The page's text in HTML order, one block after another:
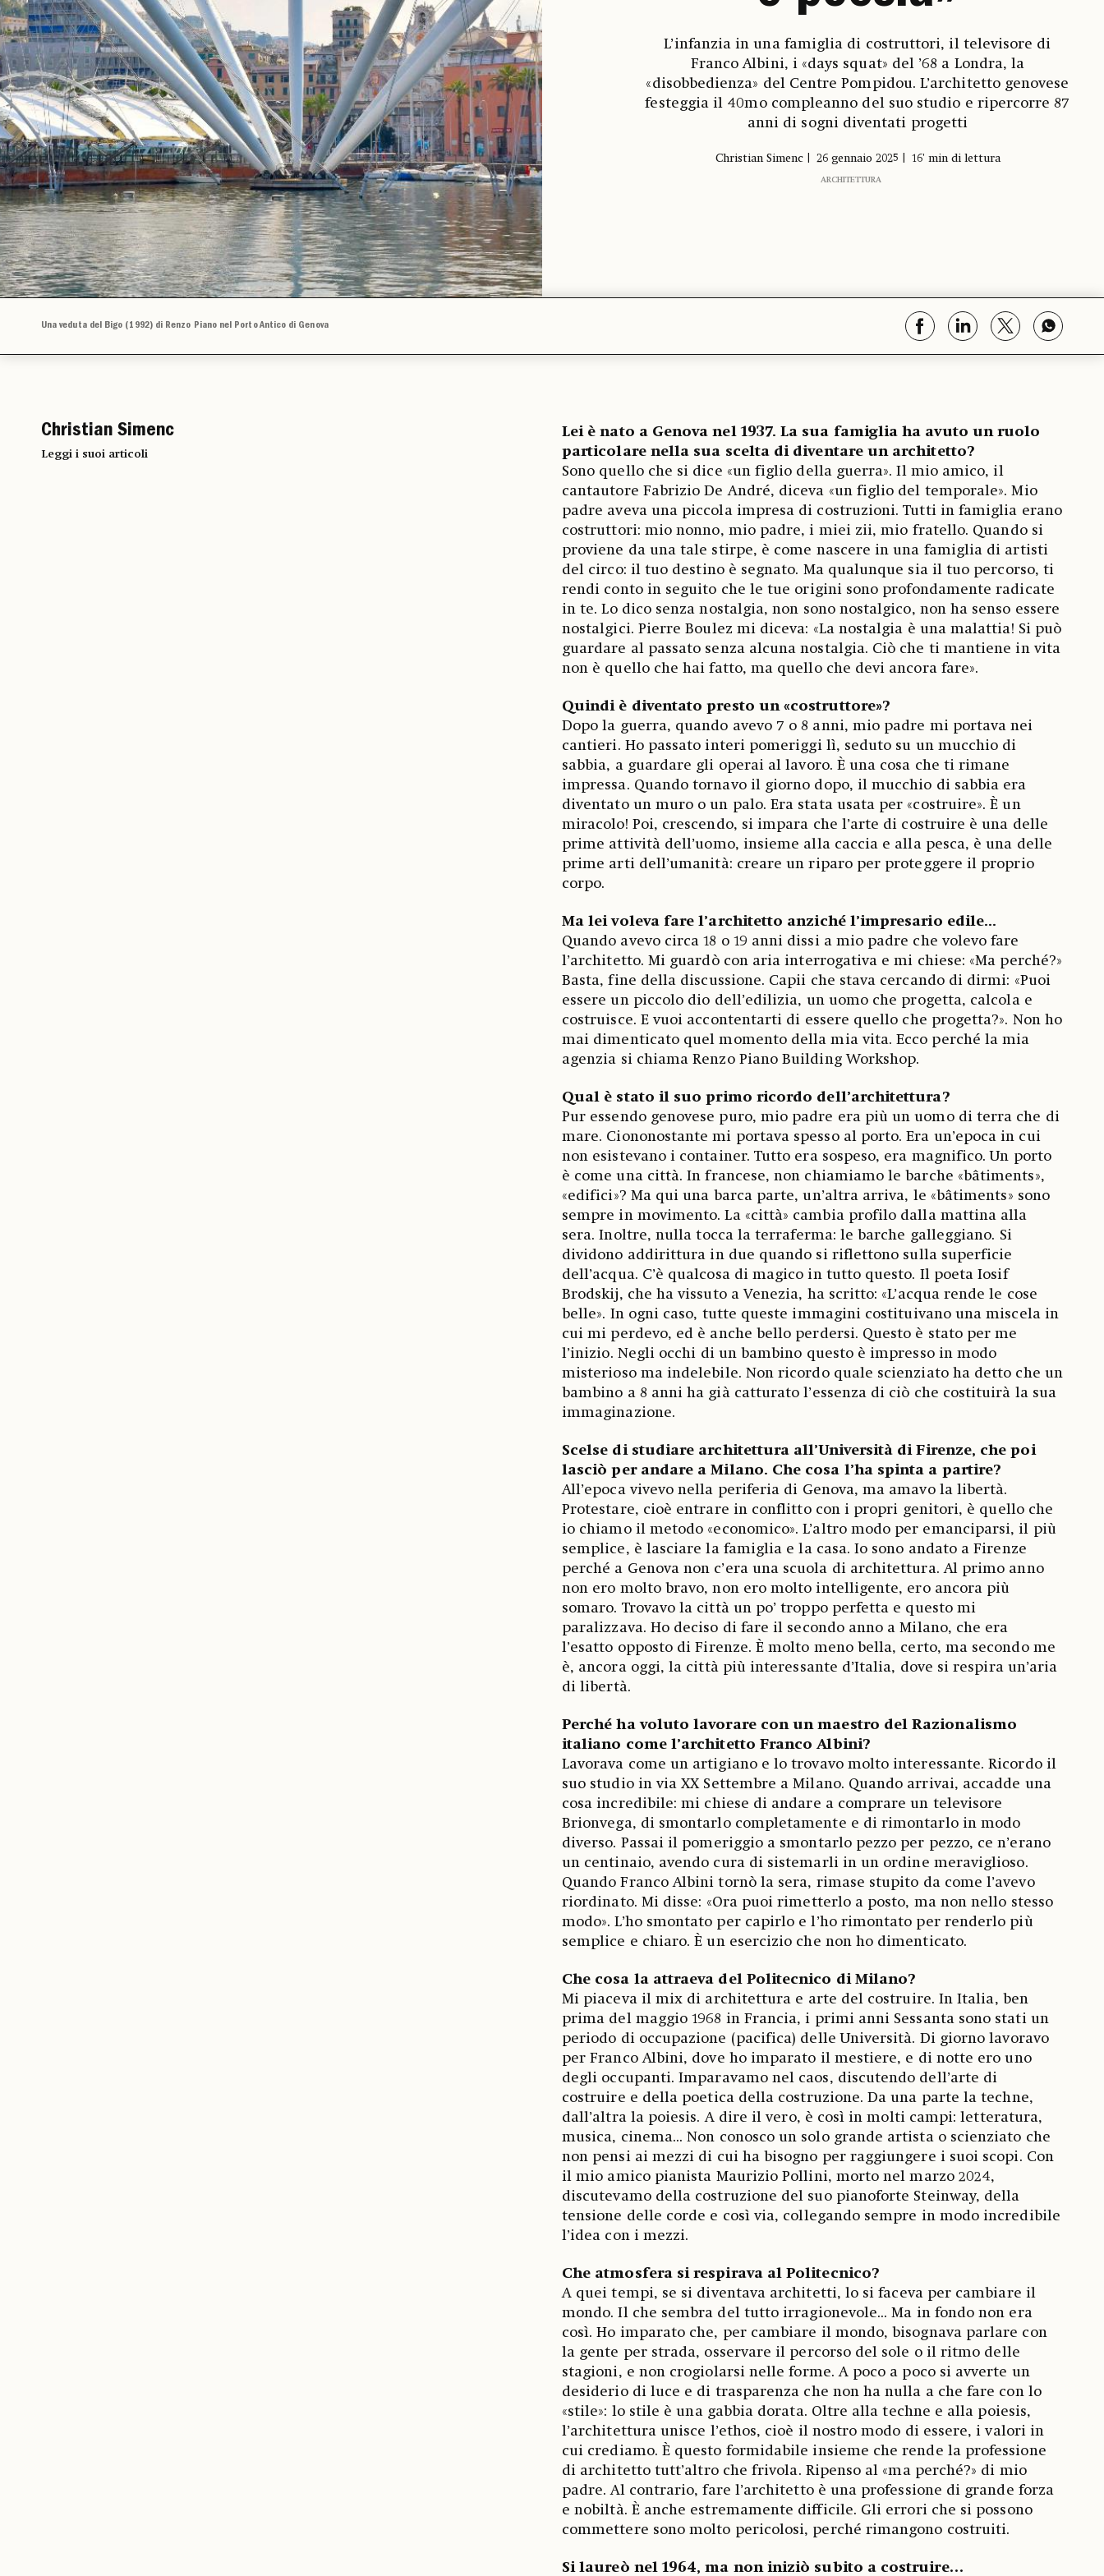
L’infanzia in una famiglia di costruttori, il televisore di
Franco Albini, i «days squat» del ’68 a Londra, la
«disobbedienza» del Centre Pompidou. L’architetto genovese
festeggia il 40mo compleanno del suo studio e ripercorre 87
anni di sogni diventati progetti
Christian Simenc 26 gennaio 2025 16' min di lettura
ARCHITETTURA
Una veduta del Bigo (1992) di Renzo Piano nel Porto Antico di Genova
Christian Simenc
Leggi i suoi articoli
Lei è nato a Genova nel 1937. La sua famiglia ha avuto un ruolo
particolare nella sua scelta di diventare un architetto?
Sono quello che si dice «un figlio della guerra». Il mio amico, il
cantautore Fabrizio De André, diceva «un figlio del temporale». Mio
padre aveva una piccola impresa di costruzioni. Tutti in famiglia erano
costruttori: mio nonno, mio padre, i miei zii, mio fratello. Quando si
proviene da una tale stirpe, è come nascere in una famiglia di artisti
del circo: il tuo destino è segnato. Ma qualunque sia il tuo percorso, ti
rendi conto in seguito che le tue origini sono profondamente radicate
in te. Lo dico senza nostalgia, non sono nostalgico, non ha senso essere
nostalgici. Pierre Boulez mi diceva: «La nostalgia è una malattia! Si può
guardare al passato senza alcuna nostalgia. Ciò che ti mantiene in vita
non è quello che hai fatto, ma quello che devi ancora fare».
Quindi è diventato presto un «costruttore»?
Dopo la guerra, quando avevo 7 o 8 anni, mio padre mi portava nei
cantieri. Ho passato interi pomeriggi lì, seduto su un mucchio di
sabbia, a guardare gli operai al lavoro. È una cosa che ti rimane
impressa. Quando tornavo il giorno dopo, il mucchio di sabbia era
diventato un muro o un palo. Era stata usata per «costruire». È un
miracolo! Poi, crescendo, si impara che l’arte di costruire è una delle
prime attività dell’uomo, insieme alla caccia e alla pesca, è una delle
prime arti dell’umanità: creare un riparo per proteggere il proprio
corpo.
Ma lei voleva fare l’architetto anziché l’impresario edile...
Quando avevo circa 18 o 19 anni dissi a mio padre che volevo fare
l’architetto. Mi guardò con aria interrogativa e mi chiese: «Ma perché?»
Basta, fine della discussione. Capii che stava cercando di dirmi: «Puoi
essere un piccolo dio dell’edilizia, un uomo che progetta, calcola e
costruisce. E vuoi accontentarti di essere quello che progetta?». Non ho
mai dimenticato quel momento della mia vita. Ecco perché la mia
agenzia si chiama Renzo Piano Building Workshop.
Qual è stato il suo primo ricordo dell’architettura?
Pur essendo genovese puro, mio padre era più un uomo di terra che di
mare. Ciononostante mi portava spesso al porto. Era un’epoca in cui
non esistevano i container. Tutto era sospeso, era magnifico. Un porto
è come una città. In francese, non chiamiamo le barche «bâtiments»,
«edifici»? Ma qui una barca parte, un’altra arriva, le «bâtiments» sono
sempre in movimento. La «città» cambia profilo dalla mattina alla
sera. Inoltre, nulla tocca la terraferma: le barche galleggiano. Si
dividono addirittura in due quando si riflettono sulla superficie
dell’acqua. C’è qualcosa di magico in tutto questo. Il poeta Iosif
Brodskij, che ha vissuto a Venezia, ha scritto: «L’acqua rende le cose
belle». In ogni caso, tutte queste immagini costituivano una miscela in
cui mi perdevo, ed è anche bello perdersi. Questo è stato per me
l’inizio. Negli occhi di un bambino questo è impresso in modo
misterioso ma indelebile. Non ricordo quale scienziato ha detto che un
bambino a 8 anni ha già catturato l’essenza di ciò che costituirà la sua
immaginazione.
Scelse di studiare architettura all’Università di Firenze, che poi
lasciò per andare a Milano. Che cosa l’ha spinta a partire?
All’epoca vivevo nella periferia di Genova, ma amavo la libertà.
Protestare, cioè entrare in conflitto con i propri genitori, è quello che
io chiamo il metodo «economico». L’altro modo per emanciparsi, il più
semplice, è lasciare la famiglia e la casa. Io sono andato a Firenze
perché a Genova non c’era una scuola di architettura. Al primo anno
non ero molto bravo, non ero molto intelligente, ero ancora più
somaro. Trovavo la città un po’ troppo perfetta e questo mi
paralizzava. Ho deciso di fare il secondo anno a Milano, che era
l’esatto opposto di Firenze. È molto meno bella, certo, ma secondo me
è, ancora oggi, la città più interessante d’Italia, dove si respira un’aria
di libertà.
Perché ha voluto lavorare con un maestro del Razionalismo
italiano come l’architetto Franco Albini?
Lavorava come un artigiano e lo trovavo molto interessante. Ricordo il
suo studio in via XX Settembre a Milano. Quando arrivai, accadde una
cosa incredibile: mi chiese di andare a comprare un televisore
Brionvega, di smontarlo completamente e di rimontarlo in modo
diverso. Passai il pomeriggio a smontarlo pezzo per pezzo, ce n’erano
un centinaio, avendo cura di sistemarli in un ordine meraviglioso.
Quando Franco Albini tornò la sera, rimase stupito da come l’avevo
riordinato. Mi disse: «Ora puoi rimetterlo a posto, ma non nello stesso
modo». L’ho smontato per capirlo e l’ho rimontato per renderlo più
semplice e chiaro. È un esercizio che non ho dimenticato.
Che cosa la attraeva del Politecnico di Milano?
Mi piaceva il mix di architettura e arte del costruire. In Italia, ben
prima del maggio 1968 in Francia, i primi anni Sessanta sono stati un
periodo di occupazione (pacifica) delle Università. Di giorno lavoravo
per Franco Albini, dove ho imparato il mestiere, e di notte ero uno
degli occupanti. Imparavamo nel caos, discutendo dell’arte di
costruire e della poetica della costruzione. Da una parte la techne,
dall’altra la poiesis. A dire il vero, è così in molti campi: letteratura,
musica, cinema... Non conosco un solo grande artista o scienziato che
non pensi ai mezzi di cui ha bisogno per raggiungere i suoi scopi. Con
il mio amico pianista Maurizio Pollini, morto nel marzo 2024,
discutevamo della costruzione del suo pianoforte Steinway, della
tensione delle corde e così via, collegando sempre in modo incredibile
l’idea con i mezzi.
Che atmosfera si respirava al Politecnico?
A quei tempi, se si diventava architetti, lo si faceva per cambiare il
mondo. Il che sembra del tutto irragionevole... Ma in fondo non era
così. Ho imparato che, per cambiare il mondo, bisognava parlare con
la gente per strada, osservare il percorso del sole o il ritmo delle
stagioni, e non crogiolarsi nelle forme. A poco a poco si avverte un
desiderio di luce e di trasparenza che non ha nulla a che fare con lo
«stile»: lo stile è una gabbia dorata. Oltre alla techne e alla poiesis,
l’architettura unisce l’ethos, cioè il nostro modo di essere, i valori in
cui crediamo. È questo formidabile insieme che rende la professione
di architetto tutt’altro che frivola. Ripenso al «ma perché?» di mio
padre. Al contrario, fare l’architetto è una professione di grande forza
e nobiltà. È anche estremamente difficile. Gli errori che si possono
commettere sono molto pericolosi, perché rimangono costruiti.
Si laureò nel 1964, ma non iniziò subito a costruire…